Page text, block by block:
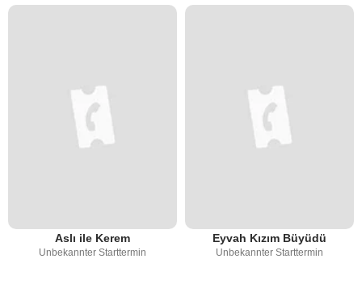
Aslı ile Kerem
Unbekannter Starttermin
Eyvah Kızım Büyüdü
Unbekannter Starttermin